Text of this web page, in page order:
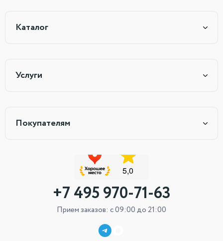
Каталог
Услуги
Покупателям
+7 495 970-71-63
Прием заказов: с 09:00 до 21:00